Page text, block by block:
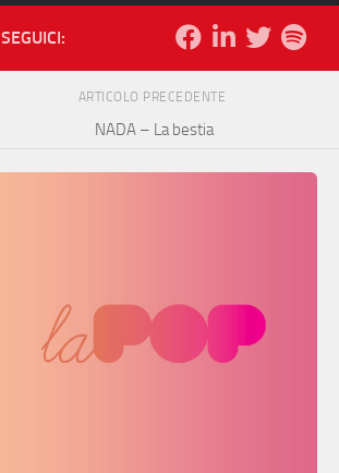
SEGUICI:
ARTICOLO PRECEDENTE
NADA – La bestia